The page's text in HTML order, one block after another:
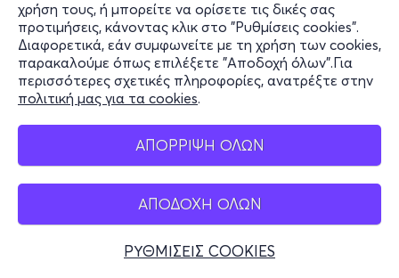
χρήση τους, ή μπορείτε να ορίσετε τις δικές σας
προτιμήσεις, κάνοντας κλικ στο "Ρυθμίσεις cookies".
Διαφορετικά, εάν συμφωνείτε με τη χρήση των cookies,
παρακαλούμε όπως επιλέξετε "Αποδοχή όλων".Για
περισσότερες σχετικές πληροφορίες, ανατρέξτε στην
πολιτική μας για τα cookies.
ΑΠΟΡΡΙΨΗ ΟΛΩΝ
ΑΠΟΔΟΧΗ ΟΛΩΝ
ΡΥΘΜΙΣΕΙΣ COOKIES